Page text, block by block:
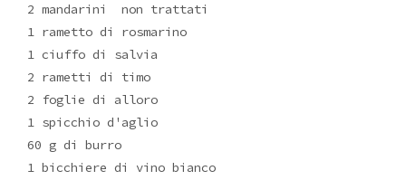
2 mandarini non trattati
1 rametto di rosmarino
1 ciuffo di salvia
2 rametti di timo
2 foglie di alloro
1 spicchio d'aglio
60 g di burro
1 bicchiere di vino bianco